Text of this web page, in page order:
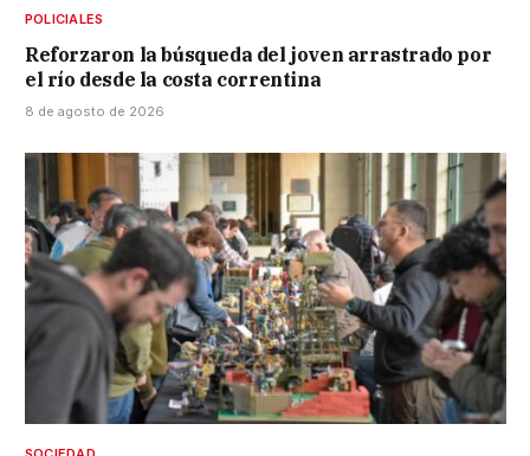
POLICIALES
Reforzaron la búsqueda del joven arrastrado por
el río desde la costa correntina
8 de agosto de 2026